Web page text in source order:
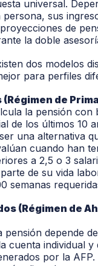
universal.
sus
de
la doble
dos modelos
para perfiles
de
la pensión con
de los últimos 10
una alternativa
cuando han
a 2,5 o 3
de su vida
semanas
(Régimen de
pensión depende
cuenta individual y
por la